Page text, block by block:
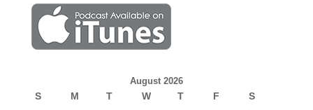
August 2026
S M T W T F
S